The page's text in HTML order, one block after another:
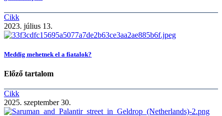
Cikk
2023. július 13.
Meddig mehetnek el a fiatalok?
Előző tartalom
Cikk
2025. szeptember 30.